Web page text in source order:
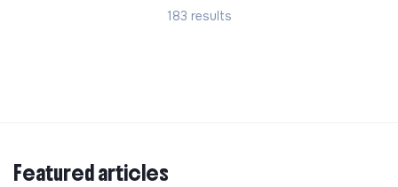
183 results
Featured articles